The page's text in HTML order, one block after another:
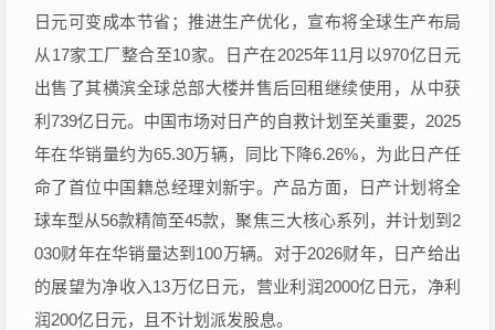
日元可变成本节省；推进生产优化，宣布将全球生产布局
从17家工厂整合至10家。日产在2025年11月以970亿日元
出售了其横滨全球总部大楼并售后回租继续使用，从中获
利739亿日元。中国市场对日产的自救计划至关重要，2025
年在华销量约为65.30万辆，同比下降6.26%，为此日产任
命了首位中国籍总经理刘新宇。产品方面，日产计划将全
球车型从56款精简至45款，聚焦三大核心系列，并计划到2
030财年在华销量达到100万辆。对于2026财年，日产给出
的展望为净收入13万亿日元，营业利润2000亿日元，净利
润200亿日元，且不计划派发股息。